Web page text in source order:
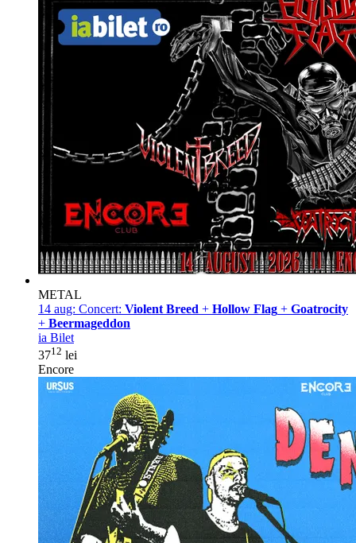
METAL
14 aug: Concert: Violent Breed + Hollow Flag + Goatrocity
+ Beermageddon
ia Bilet
3712 lei
Encore